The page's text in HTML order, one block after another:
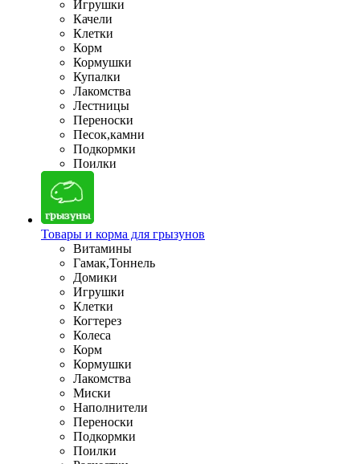
Игрушки
Качели
Клетки
Корм
Кормушки
Купалки
Лакомства
Лестницы
Переноски
Песок,камни
Подкормки
Поилки
Товары и корма для грызунов
Витамины
Гамак,Тоннель
Домики
Игрушки
Клетки
Когтерез
Колеса
Корм
Кормушки
Лакомства
Миски
Наполнители
Переноски
Подкормки
Поилки